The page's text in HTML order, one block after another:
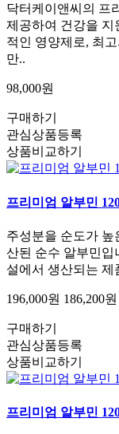
닥터케이앤씨의 프
제공하여 건강을 지
적인 영양제로, 최
만..
98,000원
구매하기
관심상품등록
상품비교하기
프리미엄 알부민
주성분을 순도가 높
산된 순수 알부민입
설에서 생산되는 제
196,000원 186,200원
구매하기
관심상품등록
상품비교하기
프리미엄 알부민